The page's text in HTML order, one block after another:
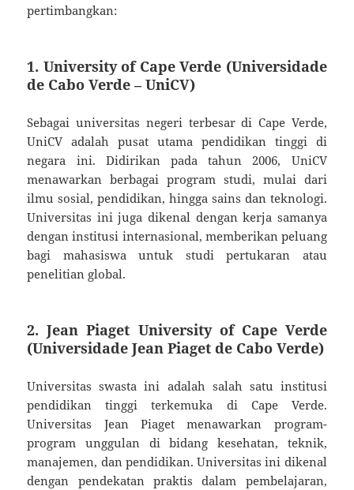
pertimbangkan:
1. University of Cape Verde (Universidade
de Cabo Verde – UniCV)
Sebagai universitas negeri terbesar di Cape Verde,
UniCV adalah pusat utama pendidikan tinggi di
negara ini. Didirikan pada tahun 2006, UniCV
menawarkan berbagai program studi, mulai dari
ilmu sosial, pendidikan, hingga sains dan teknologi.
Universitas ini juga dikenal dengan kerja samanya
dengan institusi internasional, memberikan peluang
bagi mahasiswa untuk studi pertukaran atau
penelitian global.
2.Jean Piaget University of Cape Verde
(Universidade Jean Piaget de Cabo Verde)
Universitas swasta ini adalah salah satu institusi
pendidikan tinggi terkemuka di Cape Verde.
Universitas Jean Piaget menawarkan program-
program unggulan di bidang kesehatan, teknik,
manajemen, dan pendidikan. Universitas ini dikenal
dengan pendekatan praktis dalam pembelajaran,